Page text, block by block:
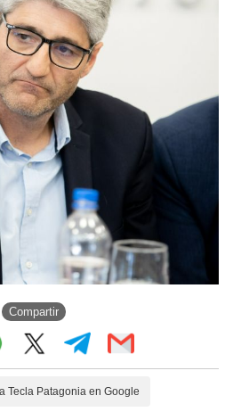
Compartir
Tecla Patagonia en Google